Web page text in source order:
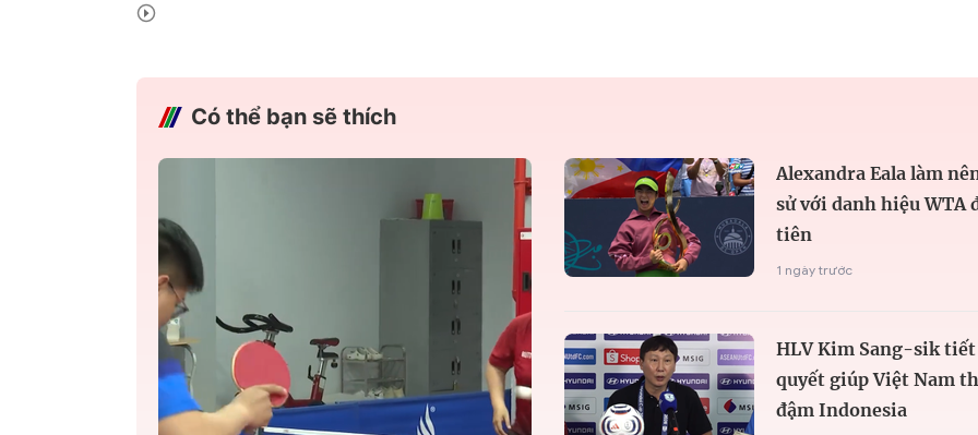
Có thể bạn sẽ thích
Alexandra Eala làm
sử với danh hiệu WTA
tiên
1 ngày trước
HLV Kim Sang-sik
quyết giúp Việt Nam
đậm Indonesia